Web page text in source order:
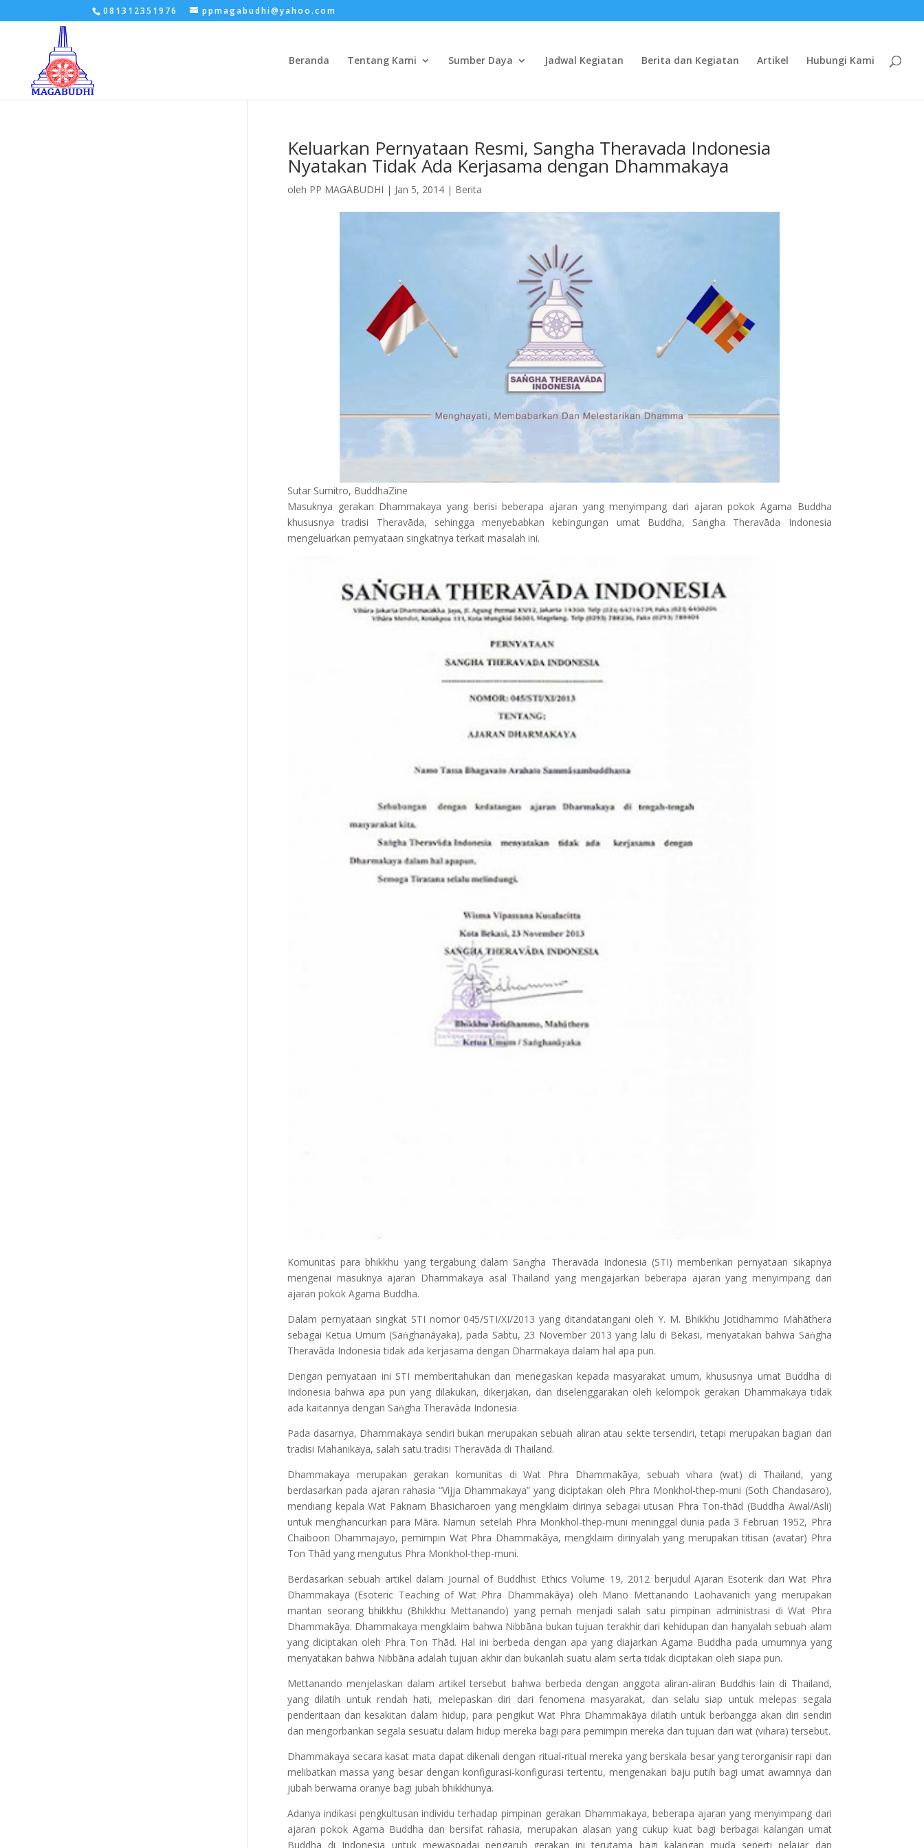
081312351976 ppmagabudhi@yahoo.com
Beranda Tentang Kami Sumber Daya Jadwal Kegiatan Berita dan Kegiatan Artikel Hubungi Kami
Keluarkan Pernyataan Resmi, Sangha Theravada Indonesia
Nyatakan Tidak Ada Kerjasama dengan Dhammakaya
oleh PP MAGABUDHI | Jan 5, 2014| Berita
Sutar Sumitro, BuddhaZine
Masuknya gerakan Dhammakaya yang berisi beberapa ajaran yang menyimpang dari ajaran pokok Agama Buddha
khususnya tradisi Theravāda, sehingga menyebabkan kebingungan umat Buddha, Saṅgha Theravāda Indonesia
mengeluarkan pernyataan singkatnya terkait masalah ini.
Komunitas para bhikkhu yang tergabung dalam Saṅgha Theravāda Indonesia (STI) memberikan pernyataan sikapnya
mengenai masuknya ajaran Dhammakaya asal Thailand yang mengajarkan beberapa ajaran yang menyimpang dari
ajaran pokok Agama Buddha.
Dalam pernyataan singkat STI nomor 045/STI/XI/2013 yang ditandatangani oleh Y. M. Bhikkhu Jotidhammo Mahāthera
sebagai Ketua Umum (Saṅghanāyaka), pada Sabtu, 23 November 2013 yang lalu di Bekasi, menyatakan bahwa Saṅgha
Theravāda Indonesia tidak ada kerjasama dengan Dharmakaya dalam hal apa pun.
Dengan pernyataan ini STI memberitahukan dan menegaskan kepada masyarakat umum, khususnya umat Buddha di
Indonesia bahwa apa pun yang dilakukan, dikerjakan, dan diselenggarakan oleh kelompok gerakan Dhammakaya tidak
ada kaitannya dengan Saṅgha Theravāda Indonesia.
Pada dasarnya, Dhammakaya sendiri bukan merupakan sebuah aliran atau sekte tersendiri, tetapi merupakan bagian dari
tradisi Mahanikaya, salah satu tradisi Theravāda di Thailand.
Dhammakaya merupakan gerakan komunitas di Wat Phra Dhammakāya, sebuah vihara (wat) di Thailand, yang
berdasarkan pada ajaran rahasia “Vijja Dhammakaya” yang diciptakan oleh Phra Monkhol-thep-muni (Soth Chandasaro),
mendiang kepala Wat Paknam Bhasicharoen yang mengklaim dirinya sebagai utusan Phra Ton-thād (Buddha Awal/Asli)
untuk menghancurkan para Māra. Namun setelah Phra Monkhol-thep-muni meninggal dunia pada 3 Februari 1952, Phra
Chaiboon Dhammajayo, pemimpin Wat Phra Dhammakāya, mengklaim dirinyalah yang merupakan titisan (avatar) Phra
Ton Thād yang mengutus Phra Monkhol-thep-muni.
Berdasarkan sebuah artikel dalam Journal of Buddhist Ethics Volume 19, 2012 berjudul Ajaran Esoterik dari Wat Phra
Dhammakaya (Esoteric Teaching of Wat Phra Dhammakāya) oleh Mano Mettanando Laohavanich yang merupakan
mantan seorang bhikkhu (Bhikkhu Mettanando) yang pernah menjadi salah satu pimpinan administrasi di Wat Phra
Dhammakāya. Dhammakaya mengklaim bahwa Nibbāna bukan tujuan terakhir dari kehidupan dan hanyalah sebuah alam
yang diciptakan oleh Phra Ton Thād. Hal ini berbeda dengan apa yang diajarkan Agama Buddha pada umumnya yang
menyatakan bahwa Nibbāna adalah tujuan akhir dan bukanlah suatu alam serta tidak diciptakan oleh siapa pun.
Mettanando menjelaskan dalam artikel tersebut bahwa berbeda dengan anggota aliran-aliran Buddhis lain di Thailand,
yang dilatih untuk rendah hati, melepaskan diri dari fenomena masyarakat, dan selalu siap untuk melepas segala
penderitaan dan kesakitan dalam hidup, para pengikut Wat Phra Dhammakāya dilatih untuk berbangga akan diri sendiri
dan mengorbankan segala sesuatu dalam hidup mereka bagi para pemimpin mereka dan tujuan dari wat (vihara) tersebut.
Dhammakaya secara kasat mata dapat dikenali dengan ritual-ritual mereka yang berskala besar yang terorganisir rapi dan
melibatkan massa yang besar dengan konfigurasi-konfigurasi tertentu, mengenakan baju putih bagi umat awamnya dan
jubah berwarna oranye bagi jubah bhikkhunya.
Adanya indikasi pengkultusan individu terhadap pimpinan gerakan Dhammakaya, beberapa ajaran yang menyimpang dari
ajaran pokok Agama Buddha dan bersifat rahasia, merupakan alasan yang cukup kuat bagi berbagai kalangan umat
Buddha di Indonesia untuk mewaspadai pengaruh gerakan ini terutama bagi kalangan muda seperti pelajar dan